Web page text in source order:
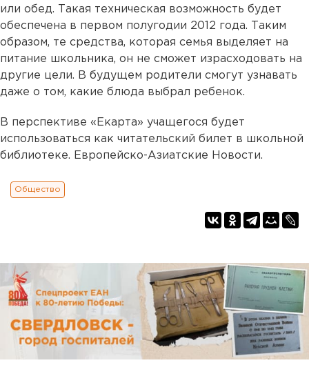
или обед. Такая техническая возможность будет
обеспечена в первом полугодии 2012 года. Таким
образом, те средства, которая семья выделяет на
питание школьника, он не сможет израсходовать на
другие цели. В будущем родители смогут узнавать
даже о том, какие блюда выбрал ребенок.
В перспективе «Екарта» учащегося будет
использоваться как читательский билет в школьной
библиотеке. Европейско-Азиатские Новости.
Общество